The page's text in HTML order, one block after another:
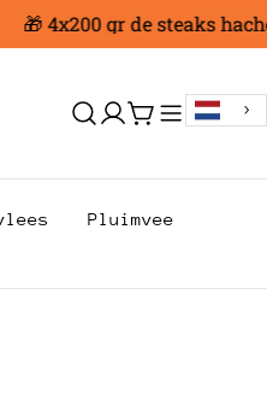
🎁 4x200 gr de steaks
Aanmelden
Trolley
Pluimvee